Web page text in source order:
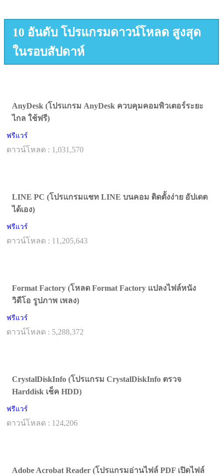
10 อันดับ โปรแกรมดาวน์โหลด สูงสุด
ในรอบสัปดาห์
AnyDesk (โปรแกรม AnyDesk ควบคุมคอมพิวเตอร์ระยะ
ไกล ใช้ฟรี)
ฟรีแวร์
ดาวน์โหลด : 1,031,570
LINE PC (โปรแกรมแชท LINE บนคอม ติดตั้งง่าย อัปเดต
ได้เอง)
ฟรีแวร์
ดาวน์โหลด : 11,205,643
Format Factory (โหลด Format Factory แปลงไฟล์หนัง
วิดีโอ รูปภาพ เพลง)
ฟรีแวร์
ดาวน์โหลด : 5,288,372
CrystalDiskInfo (โปรแกรม CrystalDiskInfo ตรวจ
Harddisk เช็ค HDD)
ฟรีแวร์
ดาวน์โหลด : 124,206
Adobe Acrobat Reader (โปรแกรมอ่านไฟล์ PDF เปิดไฟล์